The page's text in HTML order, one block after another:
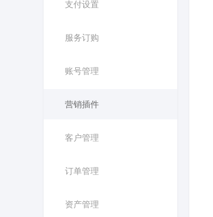
支付设置
服务订购
账号管理
营销插件
客户管理
订单管理
资产管理